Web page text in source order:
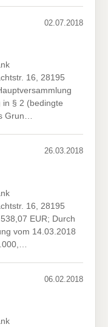
02.07.2018
16, 28195
in § 2 (bedingte
Grun…
26.03.2018
16, 28195
EUR; Durch
vom 14.03.2018
06.02.2018